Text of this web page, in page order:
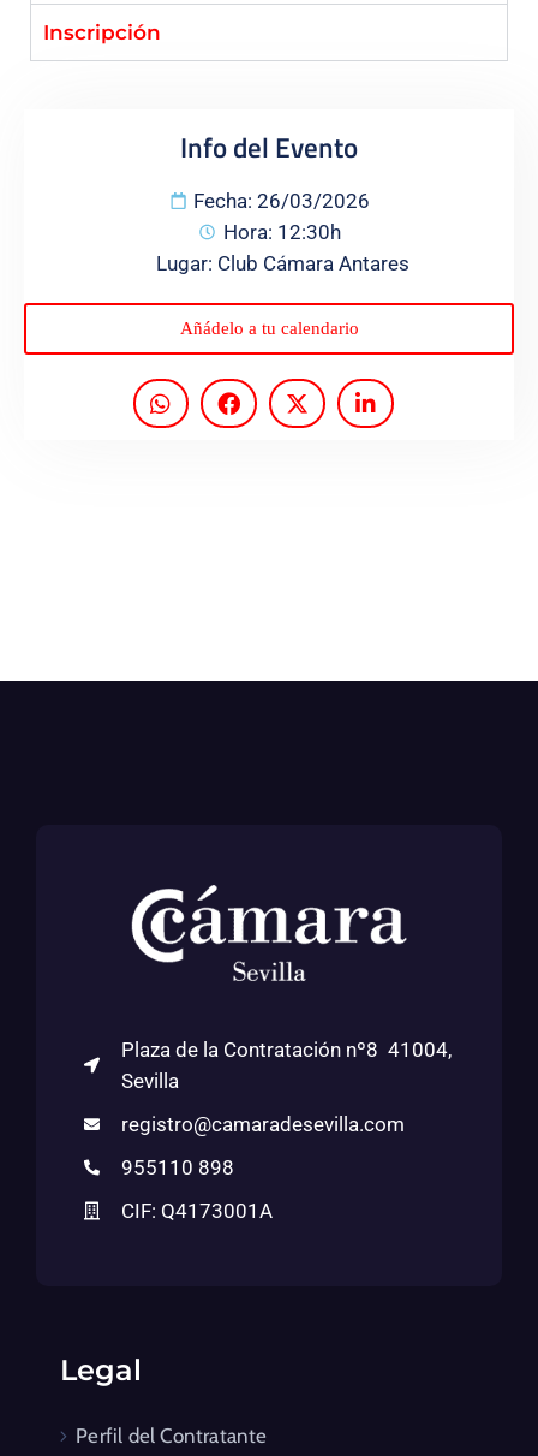
Programas
Inscripción
Info del Evento
Fecha: 26/03/2026
Hora: 12:30h
Lugar: Club Cámara Antares
Añádelo a tu calendario
Plaza de la Contratación nº8 41004,
Sevilla
registro@camaradesevilla.com
955110 898
CIF: Q4173001A
Legal
Perfil del Contratante